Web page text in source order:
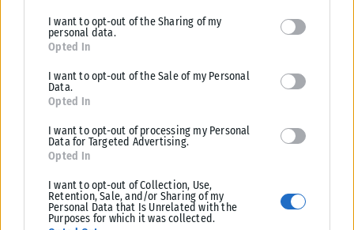
deny consent to Google and its third-party tags to use your data
for below specified purposes in below Google consent section.
I want to opt-out of the Sharing of my
personal data.
Opted In
I want to opt-out of the Sale of my Personal
Data.
Opted In
I want to opt-out of processing my Personal
Data for Targeted Advertising.
Opted In
I want to opt-out of Collection, Use,
Retention, Sale, and/or Sharing of my
Personal Data that Is Unrelated with the
Purposes for which it was collected.
Από σήμερα μόνο με νέου τύπου ταυτότητα ή διαβατήριο τα
ταξίδια στο εξωτερικό
Από σήμερα, 3 Αυγούστου, οι παλαιού τύπου «μπλε» αστυνομικές
ταυτότητες παύουν να ισχύουν ως ταξιδιωτικά έγγραφα για το
εξωτερικό, με...